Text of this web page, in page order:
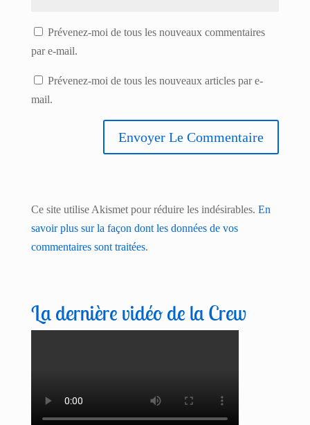
Prévenez-moi de tous les nouveaux commentaires
par e-mail.
Prévenez-moi de tous les nouveaux articles par e-
mail.
Ce site utilise Akismet pour réduire les indésirables. En
savoir plus sur la façon dont les données de vos
commentaires sont traitées.
La dernière vidéo de la Crew